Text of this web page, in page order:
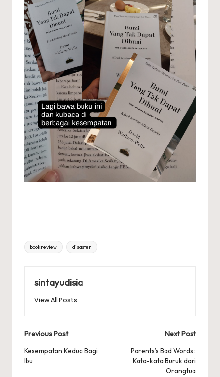
Tags:
bookreview disaster
sintayudisia
View All Posts
Post
navigation
Previous Post
Kesempatan Kedua Bagi
Ibu
Next Post
Parents’s Bad Words :
Kata-kata Buruk dari
Orangtua